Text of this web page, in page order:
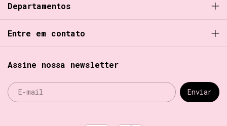
Departamentos
Entre em contato
Assine nossa newsletter